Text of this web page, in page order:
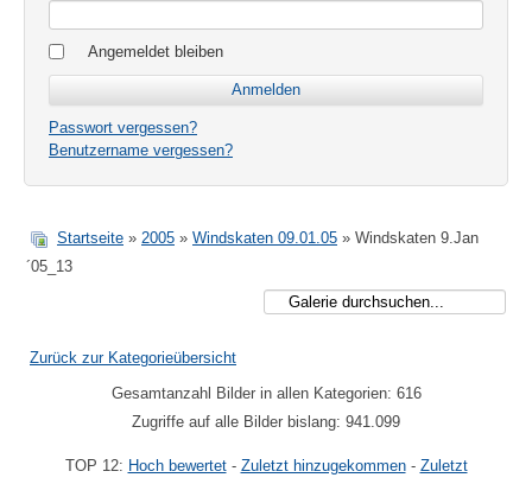
Angemeldet bleiben
Passwort vergessen?
Benutzername vergessen?
Startseite » 2005 » Windskaten 09.01.05 » Windskaten 9.Jan
´05_13
Zurück zur Kategorieübersicht
Gesamtanzahl Bilder in allen Kategorien: 616
Zugriffe auf alle Bilder bislang: 941.099
TOP 12: Hoch bewertet- Zuletzt hinzugekommen- Zuletzt